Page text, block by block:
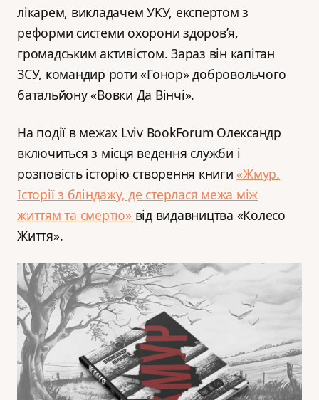
лікарем, викладачем УКУ, експертом з
реформи системи охорони здоровʼя,
громадським активістом. Зараз він капітан
ЗСУ, командир роти «Гонор» добровольчого
батальйону «Вовки Да Вінчі».
На події в межах Lviv BookForum Олександр
включиться з місця ведення служби і
розповість історію створення книги«Жмур.
Історії з бліндажу, де стерлася межа між
життям та смертю» від видавництва «Колесо
Життя».